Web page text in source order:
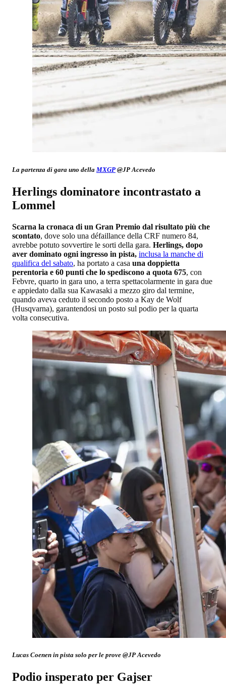
La partenza di gara uno della MXGP @JP Acevedo
Herlings dominatore incontrastato a
Lommel
Scarna la cronaca di un Gran Premio dal risultato più che
scontato, dove solo una défaillance della CRF numero 84,
avrebbe potuto sovvertire le sorti della gara. Herlings, dopo
aver dominato ogni ingresso in pista, inclusa la manche di
qualifica del sabato, ha portato a casa una doppietta
perentoria e 60 punti che lo spediscono a quota 675, con
Febvre, quarto in gara uno, a terra spettacolarmente in gara due
e appiedato dalla sua Kawasaki a mezzo giro dal termine,
quando aveva ceduto il secondo posto a Kay de Wolf
(Husqvarna), garantendosi un posto sul podio per la quarta
volta consecutiva.
Lucas Coenen in pista solo per le prove @JP Acevedo
Podio insperato per Gajser